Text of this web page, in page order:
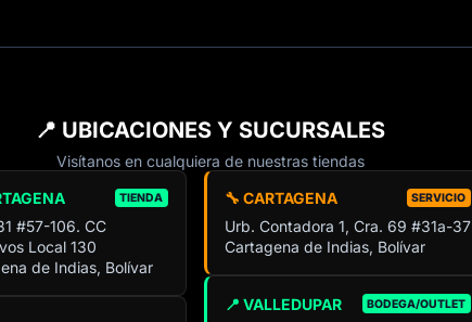
📍 UBICACIONES Y SUCURSALES
Visítanos en cualquiera de nuestras tiendas
TIENDA
#57-106. CC
Local 130
de Indias, Bolívar
🔧 CARTAGENA SERVICIO
Urb. Contadora 1, Cra. 69 #31a-37
Cartagena de Indias, Bolívar
📍 VALLEDUPAR BODEGA/OUTLET